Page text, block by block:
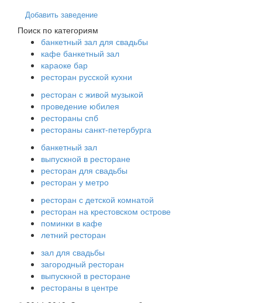
Добавить заведение
Поиск по категориям
банкетный зал для свадьбы
кафе банкетный зал
караоке бар
ресторан русской кухни
ресторан с живой музыкой
проведение юбилея
рестораны спб
рестораны санкт-петербурга
банкетный зал
выпускной в ресторане
ресторан для свадьбы
ресторан у метро
ресторан с детской комнатой
ресторан на крестовском острове
поминки в кафе
летний ресторан
зал для свадьбы
загородный ресторан
выпускной в ресторане
рестораны в центре